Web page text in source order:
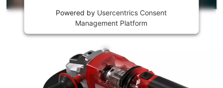
content
Powered by Usercentrics Consent
Management Platform